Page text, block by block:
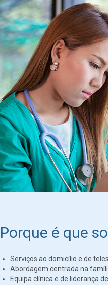
Porque é que
Serviços ao domicílio e de
Abordagem centrada na
Equipa clínica e de liderança